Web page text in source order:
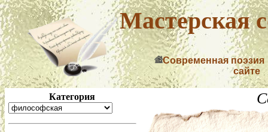
Мастерская
Современная поэзия
сайте
Категория